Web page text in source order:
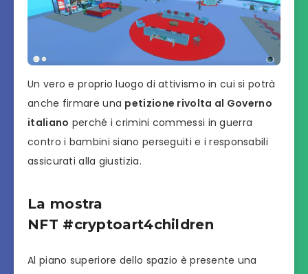
Un vero e proprio luogo di attivismo in cui si potrà
anche firmare una petizione rivolta al Governo
italiano perché i crimini commessi in guerra
contro i bambini siano perseguiti e i responsabili
assicurati alla giustizia.
La mostra
NFT #cryptoart4children
Al piano superiore dello spazio è presente una